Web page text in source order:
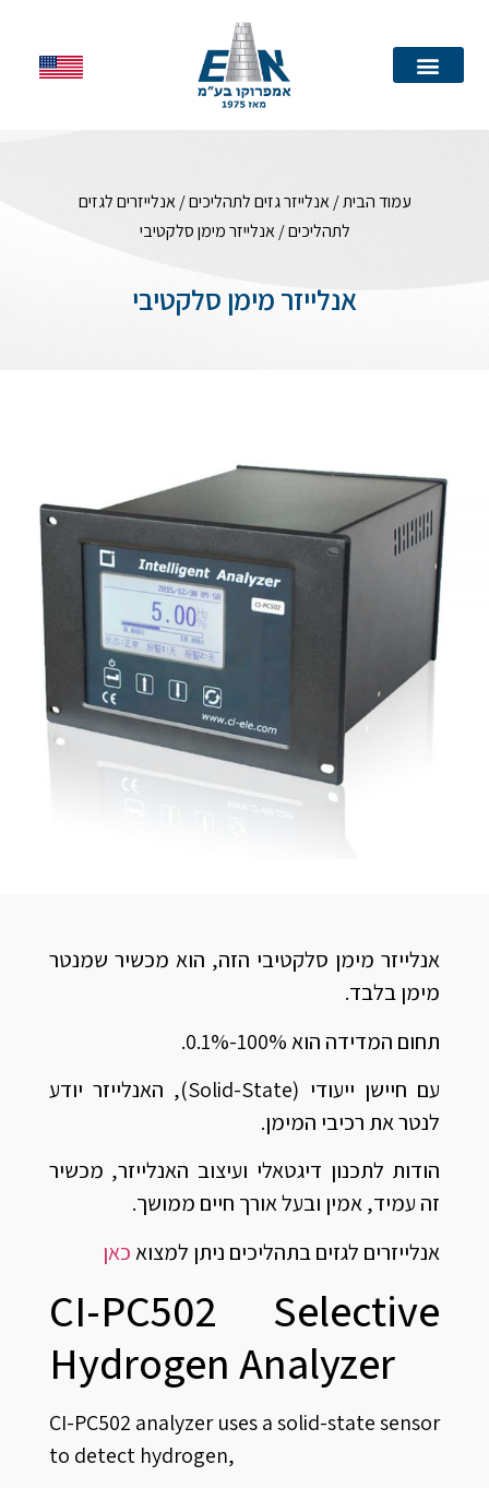
עמוד הבית/אנלייזר גזים לתהליכים/אנלייזרים לגזים
לתהליכים/ אנלייזר מימן סלקטיבי
אנלייזר מימן סלקטיבי
אנלייזר מימן סלקטיבי הזה, הוא מכשיר שמנטר
מימן בלבד.
תחום המדידה הוא 100%-0.1%.
עם חיישן ייעודי (Solid-State), האנלייזר יודע
לנטר את רכיבי המימן.
הודות לתכנון דיגטאלי ועיצוב האנלייזר, מכשיר
זה עמיד, אמין ובעל אורך חיים ממושך.
אנלייזרים לגזים בתהליכים ניתן למצואכאן
CI-PC502 Selective
Hydrogen Analyzer
CI-PC502 analyzer uses a solid-state sensor
to detect hydrogen,